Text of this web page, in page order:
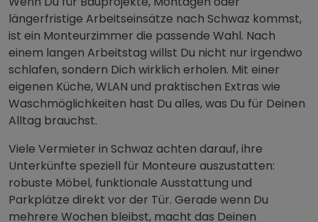
flexible Bleiben. Zeig deine Unterkunft auf
zimmmer.at, damit du nicht übersehen wirst, wenn
Firmen im Inntal nach Schlafplätzen suchen.
3 Monate kostenlos in Schwaz testen
Wenn Du für Bauprojekte, Montagen oder
längerfristige Arbeitseinsätze nach Schwaz kommst,
ist ein Monteurzimmer die passende Wahl. Nach
einem langen Arbeitstag willst Du nicht nur irgendwo
schlafen, sondern Dich wirklich erholen. Mit einer
eigenen Küche, WLAN und praktischen Extras wie
Waschmöglichkeiten hast Du alles, was Du für Deinen
Alltag brauchst.